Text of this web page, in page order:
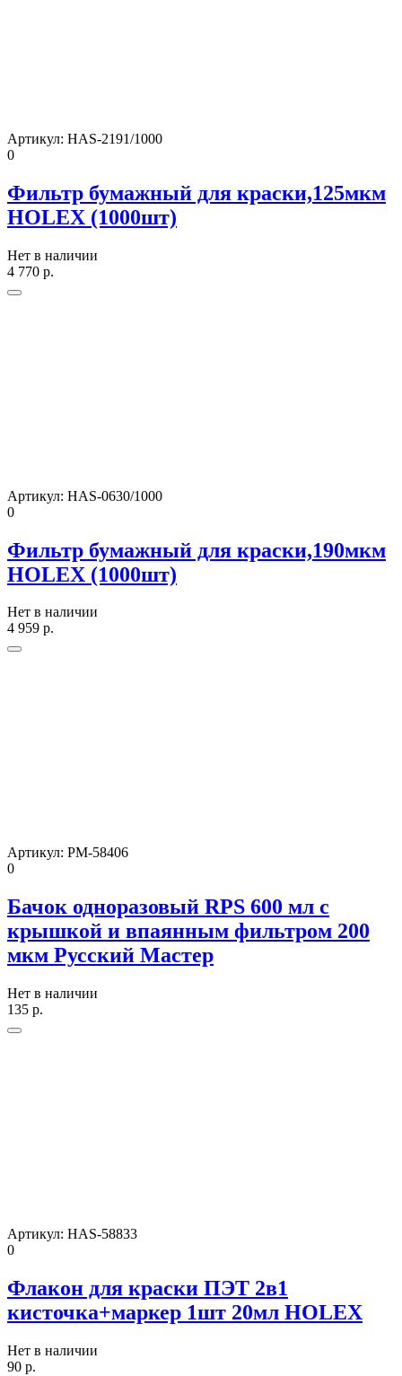
Артикул: HAS-2191/1000
0
Фильтр бумажный для краски,125мкм
HOLEX (1000шт)
Нет в наличии
4 770 р.
Артикул: HAS-0630/1000
0
Фильтр бумажный для краски,190мкм
HOLEX (1000шт)
Нет в наличии
4 959 р.
Артикул: РМ-58406
0
Бачок одноразовый RPS 600 мл с
крышкой и впаянным фильтром 200
мкм Русский Мастер
Нет в наличии
135 р.
Артикул: HAS-58833
0
Флакон для краски ПЭТ 2в1
кисточка+маркер 1шт 20мл HOLEX
Нет в наличии
90 р.